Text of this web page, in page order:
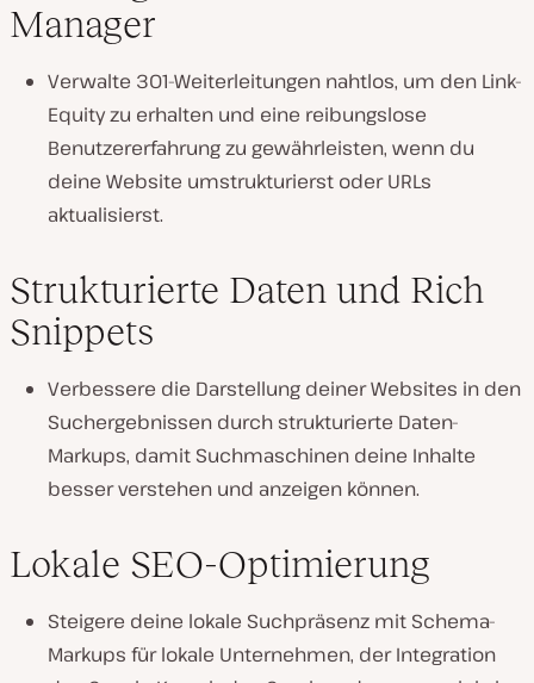
Manager
Verwalte 301-Weiterleitungen nahtlos, um den Link-
Equity zu erhalten und eine reibungslose
Benutzererfahrung zu gewährleisten, wenn du
deine Website umstrukturierst oder URLs
aktualisierst.
Strukturierte Daten und Rich
Snippets
Verbessere die Darstellung deiner Websites in den
Suchergebnissen durch strukturierte Daten-
Markups, damit Suchmaschinen deine Inhalte
besser verstehen und anzeigen können.
Lokale SEO-Optimierung
Steigere deine lokale Suchpräsenz mit Schema-
Markups für lokale Unternehmen, der Integration